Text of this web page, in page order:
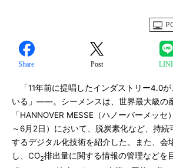
Share Post
「11年前に提唱したインダストリー4.0
いる」――。シーメンスは、世界最大級の
「HANNOVER MESSE（ハノーバーメッ
～6月2日）において、脱炭素化など、持続
するデジタル化技術を紹介した。また、会
し、CO2排出量に関する情報の管理などを